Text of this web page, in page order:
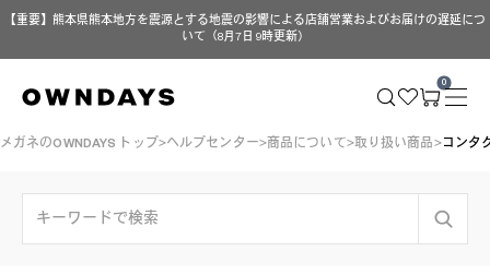
【重要】熊本県熊本地方を震源とする地震の影響による店舗営業およびお届けの遅延につ
いて（8月7日 9時更新）
0
メガネのOWNDAYS トップ ヘルプセンター 商品について 取り扱い商品 コンタ